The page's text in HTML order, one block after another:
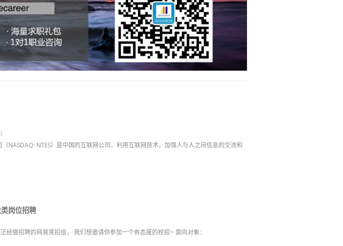
（NASDAQ: NTES）是中国的互联网公司，利用互联网技术，加强人与人之间信息的交流和
岗位招聘
经做招聘的网易笑招组， 我们想邀请你参加一个有态度的校招~ 面向对象：